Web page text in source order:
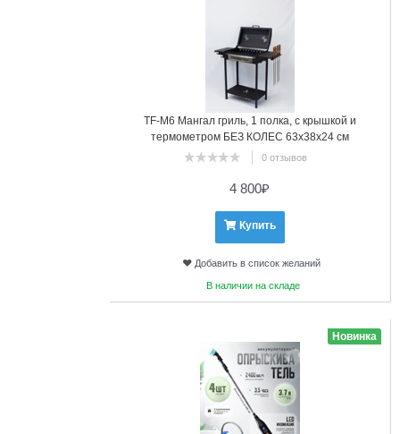
TF-М6 Мангал гриль, 1 полка, с крышкой и
термометром БЕЗ КОЛЕС 63х38х24 см
0 отзывов
4 800₽
Купить
Добавить в список желаний
В наличии на складе
Новинка